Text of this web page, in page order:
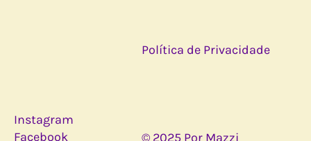
Política de Privacidade
Instagram
Facebook
© 2025 Por Mazzi